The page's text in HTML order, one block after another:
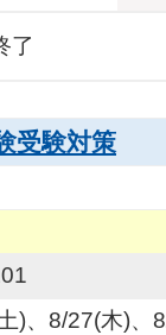
了
受験対策
)、8/27(木)、